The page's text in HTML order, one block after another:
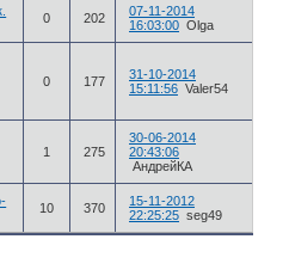
0 202
07-11-2014
16:03:00 Olga
0 177
31-10-2014
15:11:56 Valer54
1 275
30-06-2014
20:43:06
АндрейКА
10 370
15-11-2012
22:25:25 seg49